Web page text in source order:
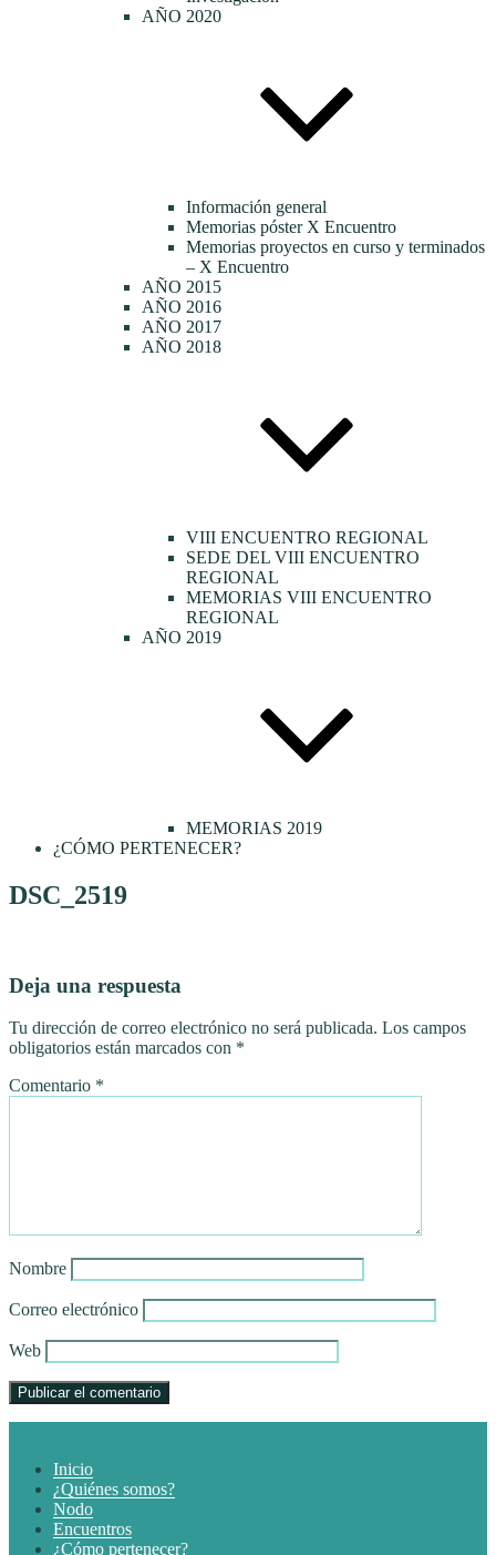
AÑO 2020
Información general
Memorias póster X Encuentro
Memorias proyectos en curso y terminados
– X Encuentro
AÑO 2015
AÑO 2016
AÑO 2017
AÑO 2018
VIII ENCUENTRO REGIONAL
SEDE DEL VIII ENCUENTRO
REGIONAL
MEMORIAS VIII ENCUENTRO
REGIONAL
AÑO 2019
MEMORIAS 2019
¿CÓMO PERTENECER?
DSC_2519
Deja una respuesta
Tu dirección de correo electrónico no será publicada. Los campos
obligatorios están marcados con *
Comentario *
Nombre
Correo electrónico
Web
Inicio
¿Quiénes somos?
Nodo
Encuentros
¿Cómo pertenecer?